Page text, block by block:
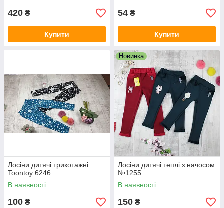
420 ₴
Купити
54 ₴
Купити
Лосіни дитячі трикотажні
Toontoy 6246
В наявності
100 ₴
Новинка
Лосіни дитячі теплі з начосом
№1255
В наявності
150 ₴